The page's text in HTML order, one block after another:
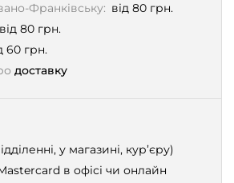
Франківську: від 80 грн.
від 80 грн.
60 грн.
доставку
у магазині, кур’єру)
в офісі чи онлайн